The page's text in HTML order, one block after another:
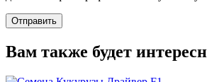
Вам также будет